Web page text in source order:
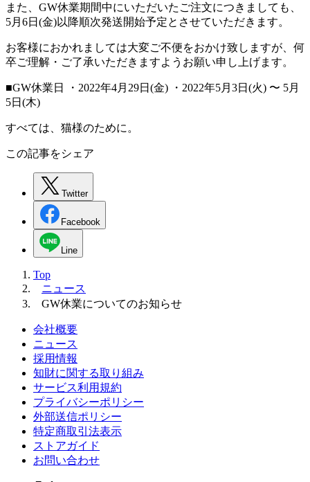
また、GW休業期間中にいただいたご注文につきましても、
5月6日(金)以降順次発送開始予定とさせていただきます。
お客様におかれましては大変ご不便をおかけ致しますが、何
卒ご理解・ご了承いただきますようお願い申し上げます。
■GW休業日 ・2022年4月29日(金) ・2022年5月3日(火) 〜 5月
5日(木)
すべては、猫様のために。
この記事をシェア
Twitter
Facebook
Line
Top
ニュース
GW休業についてのお知らせ
会社概要
ニュース
採用情報
知財に関する取り組み
サービス利用規約
プライバシーポリシー
外部送信ポリシー
特定商取引法表示
ストアガイド
お問い合わせ